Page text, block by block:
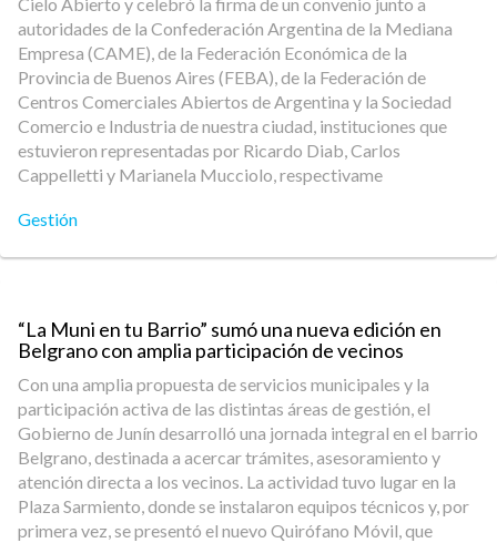
autoridades de la Confederación Argentina de la Mediana
Empresa (CAME), de la Federación Económica de la
Provincia de Buenos Aires (FEBA), de la Federación de
Centros Comerciales Abiertos de Argentina y la Sociedad
Comercio e Industria de nuestra ciudad, instituciones que
estuvieron representadas por Ricardo Diab, Carlos
Cappelletti y Marianela Mucciolo, respectivame
Gestión
“La Muni en tu Barrio” sumó una nueva edición en
Belgrano con amplia participación de vecinos
Con una amplia propuesta de servicios municipales y la
participación activa de las distintas áreas de gestión, el
Gobierno de Junín desarrolló una jornada integral en el barrio
Belgrano, destinada a acercar trámites, asesoramiento y
atención directa a los vecinos. La actividad tuvo lugar en la
Plaza Sarmiento, donde se instalaron equipos técnicos y, por
primera vez, se presentó el nuevo Quirófano Móvil, que